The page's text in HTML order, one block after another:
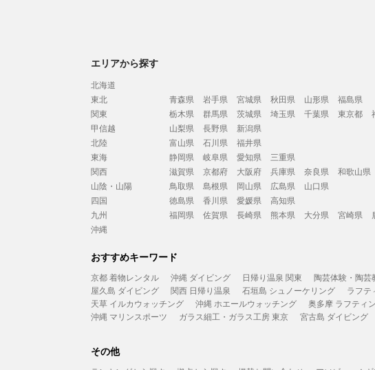
エリアから探す
北海道
東北
青森県 岩手県 宮城県 秋田県 山形県
福島県
関東
栃木県 群馬県 茨城県 埼玉県 千葉県 東京都
甲信越
山梨県 長野県
新潟県
北陸
富山県 石川県
福井県
東海
静岡県 岐阜県 愛知県
三重県
関西
滋賀県 京都府 大阪府 兵庫県 奈良県
和歌山県
山陰・山陽
鳥取県 島根県 岡山県 広島県
山口県
四国
徳島県 香川県 愛媛県
高知県
九州
福岡県 佐賀県 長崎県 熊本県 大分県 宮崎県
沖縄
おすすめキーワード
京都 着物レンタル 沖縄 ダイビング 日帰り温泉 関東 陶芸体験・陶芸
屋久島 ダイビング
関西 日帰り温泉 石垣島 シュノーケリング ラフテ
天草 イルカウォッチング
沖縄 ホエールウォッチング 奥多摩 ラフティ
沖縄 マリンスポーツ
ガラス細工・ガラス工房 東京 宮古島 ダイビング
その他